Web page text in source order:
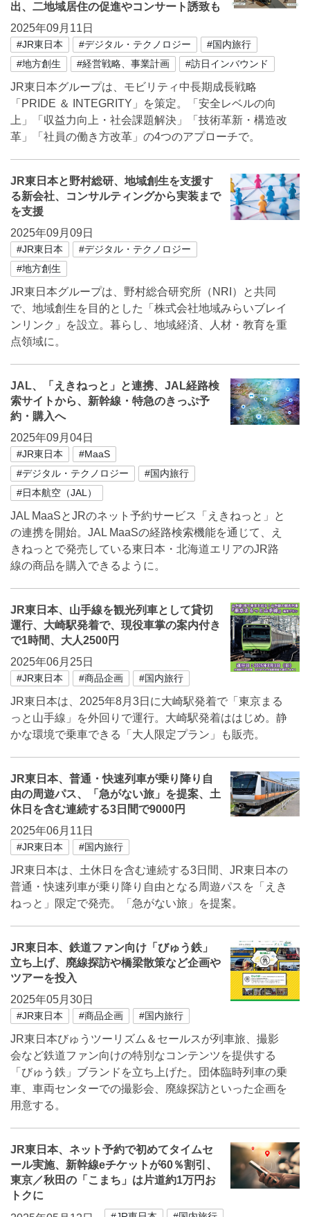
出、二地域居住の促進やコンサート誘致も
2025年09月11日
#JR東日本 #デジタル・テクノロジー
#国内旅行
#地方創生
#経営戦略、事業計画 #訪日インバウンド
JR東日本グループは、モビリティ中長期成長戦略
「PRIDE ＆ INTEGRITY」を策定。「安全レベルの向
上」「収益力向上・社会課題解決」「技術革新・構造改
革」「社員の働き方改革」の4つのアプローチで。
JR東日本と野村総研、地域創⽣を支援す
る新会社、コンサルティングから実装まで
を支援
2025年09月09日
#JR東日本
#デジタル・テクノロジー
#地方創生
JR東⽇本グループは、野村総合研究所（NRI）と共同
で、地域創⽣を⽬的とした「株式会社地域みらいブレイ
ンリンク」を設⽴。暮らし、地域経済、人材・教育を重
点領域に。
JAL、「えきねっと」と連携、JAL経路検
索サイトから、新幹線・特急のきっぷ予
約・購入へ
2025年09月04日
#JR東日本
#MaaS
#デジタル・テクノロジー
#国内旅行
#日本航空（JAL）
JAL MaaSとJRのネット予約サービス「えきねっと」と
の連携を開始。JAL MaaSの経路検索機能を通じて、え
きねっとで発売している東日本・北海道エリアのJR路
線の商品を購入できるように。
JR東日本、山手線を観光列車として貸切
運行、大崎駅発着で、現役車掌の案内付き
で1時間、大人2500円
2025年06月25日
#JR東日本 #商品企画 #国内旅行
JR東日本は、2025年8月3日に大崎駅発着で「東京まる
っと山手線」を外回りで運行。大崎駅発着ははじめ。静
かな環境で乗車できる「大人限定プラン」も販売。
JR東日本、普通・快速列車が乗り降り自
由の周遊パス、「急がない旅」を提案、土
休日を含む連続する3日間で9000円
2025年06月11日
#JR東日本 #国内旅行
JR東日本は、土休日を含む連続する3日間、JR東日本の
普通・快速列車が乗り降り自由となる周遊パスを「えき
ねっと」限定で発売。「急がない旅」を提案。
JR東日本、鉄道ファン向け「びゅう鉄」
立ち上げ、廃線探訪や橋梁散策など企画や
ツアーを投入
2025年05月30日
#JR東日本 #商品企画 #国内旅行
JR東日本びゅうツーリズム＆セールスが列車旅、撮影
会など鉄道ファン向けの特別なコンテンツを提供する
「びゅう鉄」ブランドを立ち上げた。団体臨時列車の乗
車、車両センターでの撮影会、廃線探訪といった企画を
用意する。
JR東日本、ネット予約で初めてタイムセ
ール実施、新幹線eチケットが60％割引、
東京／秋田の「こまち」は片道約1万円お
トクに